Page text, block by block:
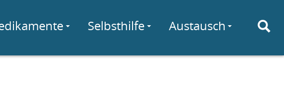
Selbsthilfe Austausch